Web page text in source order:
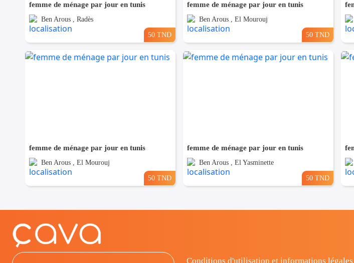
femme de ménage par jour en tunis
Ben Arous , Radès
50 TND
femme de ménage par jour en tunis
Ben Arous , El Mourouj
50 TND
femme de ménage par jour en tunis
Ben Arous , El Mourouj
50 TND
femme de ménage par jour en tunis
Ben Arous , El Yasminette
50 TND
Conditions d'utilisation et informations légales